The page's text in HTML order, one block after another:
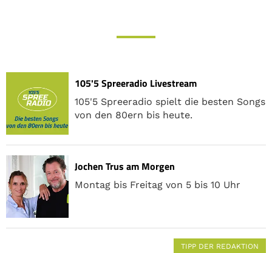
105'5 Spreeradio Livestream
105'5 Spreeradio spielt die besten Songs
von den 80ern bis heute.
Jochen Trus am Morgen
Montag bis Freitag von 5 bis 10 Uhr
TIPP DER REDAKTION